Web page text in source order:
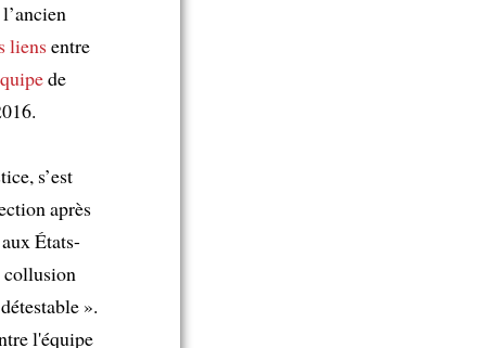
liensentre
de
s’est
après
États-
».
l'équipe